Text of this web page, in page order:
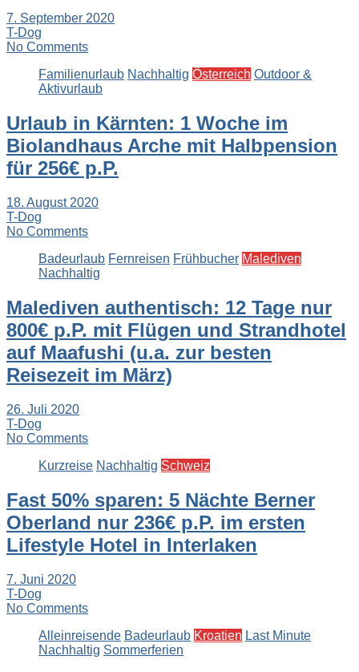
7. September 2020
T-Dog
No Comments
Familienurlaub Nachhaltig Österreich Outdoor &
Aktivurlaub
Urlaub in Kärnten: 1 Woche im
Biolandhaus Arche mit Halbpension
für 256€ p.P.
18. August 2020
T-Dog
No Comments
Badeurlaub Fernreisen Frühbucher Malediven
Nachhaltig
Malediven authentisch: 12 Tage nur
800€ p.P. mit Flügen und Strandhotel
auf Maafushi (u.a. zur besten
Reisezeit im März)
26. Juli 2020
T-Dog
No Comments
Kurzreise Nachhaltig Schweiz
Fast 50% sparen: 5 Nächte Berner
Oberland nur 236€ p.P. im ersten
Lifestyle Hotel in Interlaken
7. Juni 2020
T-Dog
No Comments
Alleinreisende Badeurlaub Kroatien Last Minute
Nachhaltig Sommerferien